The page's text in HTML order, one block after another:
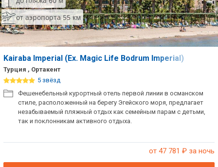
от аэропорта 55 км
Kairaba Imperial (Ex. Magic Life Bodrum Imperial)
Турция , Ортакент
5 звёзд
Фешенебельный курортный отель первой линии в османском
стиле, расположенный на берегу Эгейского моря, предлагает
незабываемый пляжный отдых как семейным парам с детьми,
так и поклонникам активного отдыха.
от 47 781 ₽ за ночь